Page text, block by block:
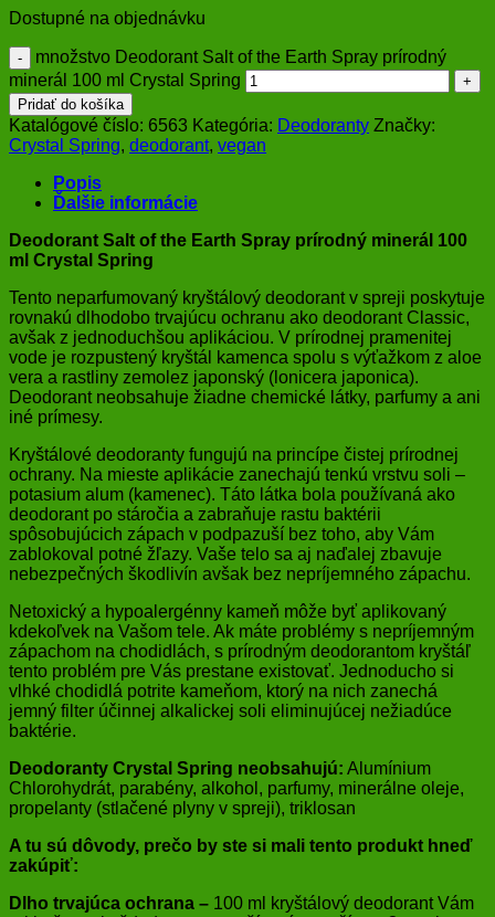
Dostupné na objednávku
množstvo Deodorant Salt of the Earth Spray prírodný
minerál 100 ml Crystal Spring
Pridať do košíka
Katalógové číslo: 6563 Kategória: Deodoranty Značky:
Crystal Spring, deodorant, vegan
Popis
Ďalšie informácie
Deodorant Salt of the Earth Spray prírodný minerál 100
ml Crystal Spring
Tento neparfumovaný kryštálový deodorant v spreji poskytuje
rovnakú dlhodobo trvajúcu ochranu ako deodorant Classic,
avšak z jednoduchšou aplikáciou. V prírodnej pramenitej
vode je rozpustený kryštál kamenca spolu s výťažkom z aloe
vera a rastliny zemolez japonský (lonicera japonica).
Deodorant neobsahuje žiadne chemické látky, parfumy a ani
iné prímesy.
Kryštálové deodoranty fungujú na princípe čistej prírodnej
ochrany. Na mieste aplikácie zanechajú tenkú vrstvu soli –
potasium alum (kamenec). Táto látka bola používaná ako
deodorant po stáročia a zabraňuje rastu baktérii
spôsobujúcich zápach v podpazuší bez toho, aby Vám
zablokoval potné žľazy. Vaše telo sa aj naďalej zbavuje
nebezpečných škodlivín avšak bez nepríjemného zápachu.
Netoxický a hypoalergénny kameň môže byť aplikovaný
kdekoľvek na Vašom tele. Ak máte problémy s nepríjemným
zápachom na chodidlách, s prírodným deodorantom kryštáľ
tento problém pre Vás prestane existovať. Jednoducho si
vlhké chodidlá potrite kameňom, ktorý na nich zanechá
jemný filter účinnej alkalickej soli eliminujúcej nežiadúce
baktérie.
Deodoranty Crystal Spring neobsahujú: Alumínium
Chlorohydrát, parabény, alkohol, parfumy, minerálne oleje,
propelanty (stlačené plyny v spreji), triklosan
A tu sú dôvody, prečo by ste si mali tento produkt hneď
zakúpiť:
Dlho trvajúca ochrana – 100 ml kryštálový deodorant Vám